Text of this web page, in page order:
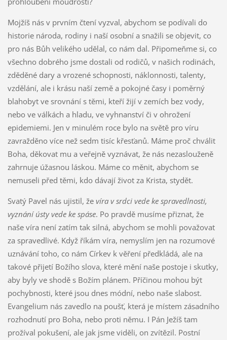
Mojžíš nás v prvním čtení vyzval, abychom se podívali do
historie národa, rodiny i naší osobní a snažili se objevit, co
pro nás Bůh velikého udělal, co nám dal. Připomeňme si, co
všechno dobrého jsme dostali od rodičů, v našich rodinách,
zděděné dary a vrozené schopnosti, náklonnosti, talenty,
vzdělání, ale i krásu naší země a pokojné časy i poměrný
blahobyt ve srovnání s těmi, kteří žijí v zemích bez vody,
nebo ve válkách a hladu, ve vyhnanství či v ohrožení
epidemiemi. Jen v minulém roce bylo na světě pro víru
zavražděno více než sedm tisíc křesťanů. Máme proč chválit
Boha, děkovat mu a veřejně vyznávat, že nás nezaslouženě
zahrnuje úžasnou láskou. Máme co měnit, abychom se
nemuseli před těmi, kdo dávají život za Krista, stydět.
Svatý Pavel nás ujistil, že víra v srdci vede ke spravedlnosti,
vyznání ústy vede ke spáse. Po pravdě musíme přiznat, že
naše víra není zatím tak silná, abychom se mohli považovat
za spravedlivé. Když říkám víra, nemyslím jen na rozumové
uznávání toho, co nám Církev k věření předkládá, ale na
takové přijetí Božího slova, které mění naše postoje i skutky,
aby byly ve shodě s Božím plánem. Příčinou mohou být
pochybnosti, které jsou dnes módní, nebo naše slabost.
Evangelium nás zavedlo na poušť, která je místem zásadního
rozhodnutí pro Boha, nebo proti němu. I Pán Ježíš tam
prožíval pokušení, ale jak jsme viděli, on zvítězil. Postní